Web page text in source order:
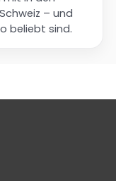
– und
beliebt sind.